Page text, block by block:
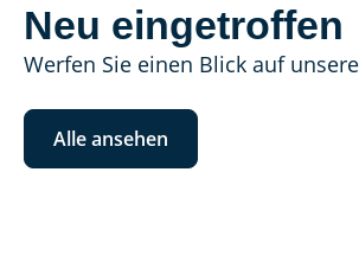
Neu eingetroffen
Werfen Sie einen Blick auf
Alle ansehen